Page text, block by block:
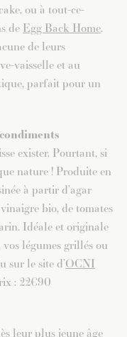
ou à tout-ce-
de Egg Back Home.
de leurs
vaisselle et au
parfait pour un
exister. Pourtant, si
nature ! Produite en
à partir d’agar
bio, de tomates
Idéale et originale
légumes grillés ou
sur lesited’OCNI
: 22€90
leur plus jeune âge